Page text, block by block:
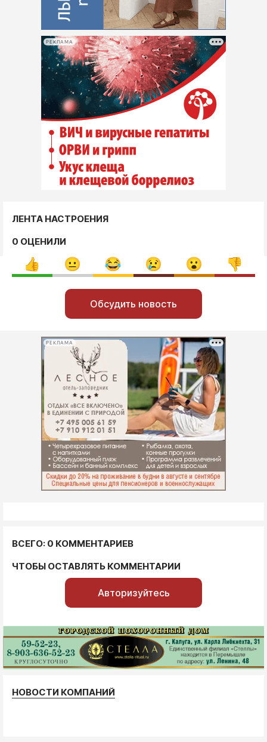
РЕКЛАМА
ЛЕНТА НАСТРОЕНИЯ
0 ОЦЕНИЛИ
Обсудить новость
РЕКЛАМА
ВСЕГО: 0 КОММЕНТАРИЕВ
ЧТОБЫ ОСТАВЛЯТЬ КОММЕНТАРИИ
Авторизуйтесь
НОВОСТИ КОМПАНИЙ